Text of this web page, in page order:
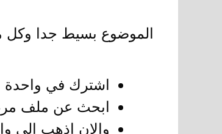
الموضوع بسيط جدا وكل
اشترك في واحدة
ابحث عن ملف
والان اذهب الي